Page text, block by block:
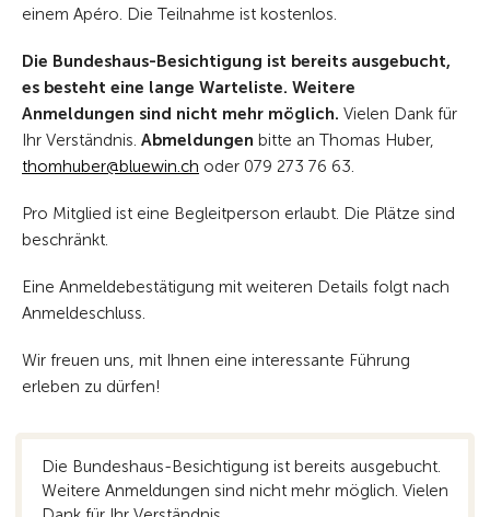
einem Apéro. Die Teilnahme ist kostenlos.
Die Bundeshaus-Besichtigung ist bereits ausgebucht,
es besteht eine lange Warteliste. Weitere
Anmeldungen sind nicht mehr möglich. Vielen Dank für
Ihr Verständnis. Abmeldungen bitte an Thomas Huber,
th
mh b r bl wn ch oder 079 273 76 63.
Pro Mitglied ist eine Begleitperson erlaubt. Die Plätze sind
beschränkt.
Eine Anmeldebestätigung mit weiteren Details folgt nach
Anmeldeschluss.
Wir freuen uns, mit Ihnen eine interessante Führung
erleben zu dürfen!
Die Bundeshaus-Besichtigung ist bereits ausgebucht.
Weitere Anmeldungen sind nicht mehr möglich. Vielen